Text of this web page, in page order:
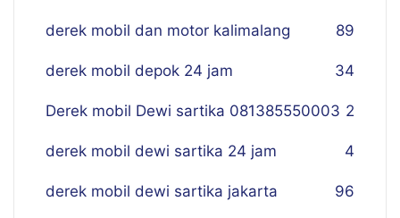
derek mobil dan motor kalimalang 89
derek mobil depok 24 jam 34
Derek mobil Dewi sartika 081385550003 2
derek mobil dewi sartika 24 jam 4
derek mobil dewi sartika jakarta 96